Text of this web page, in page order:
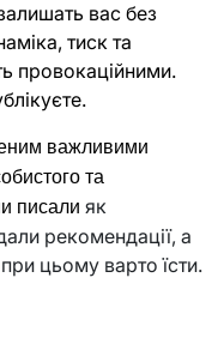
вас без
тиск та
провокаційними.
важливими
та
писали як
рекомендації, а
цьому варто їсти.